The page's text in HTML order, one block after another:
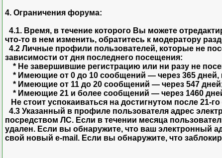
4. Ограничения форума:
4.1. Время, в течение которого Вы можете
что-то в нем изменить, обратитесь к модератору
4.2 Личные профили пользователей, которые не
зависимости от дня последнего посещения:
* Не завершившие регистрацию или ни разу не
* Имеющие от 0 до 10 сообщений — через 365
* Имеющие от 11 до 20 сообщений — через 547
* Имеющие 21 и более сообщений — через 1460
Не стоит успокаиваться на достигнутом после 21-
4.3 Указанный в профиле пользователя адрес
посредством ЛС. Если в течении месяца
удален. Если вы обнаружите, что ваш электронный
свой новый e-mail. Если вы обнаружите, что